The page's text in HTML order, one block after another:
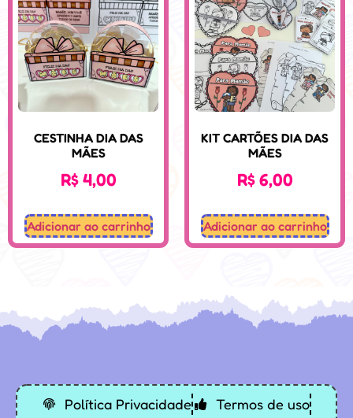
CESTINHA DIA DAS
MÃES
R$4,00
Adicionar ao carrinho
KIT CARTÕES DIA DAS
MÃES
R$6,00
Adicionar ao carrinho
Política Privacidade
Termos de uso